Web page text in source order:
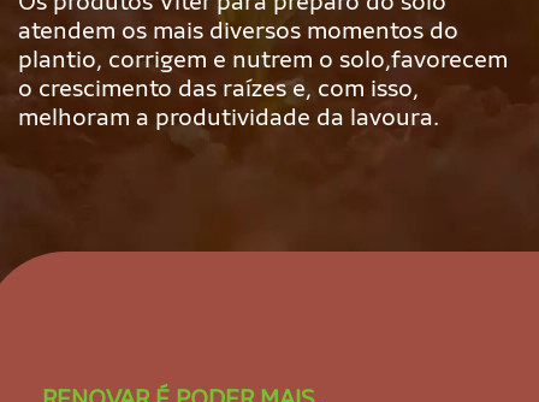
atendem os mais diversos momentos do
plantio, corrigem e nutrem o solo,favorecem
o crescimento das raízes e, com isso,
melhoram a produtividade da lavoura.